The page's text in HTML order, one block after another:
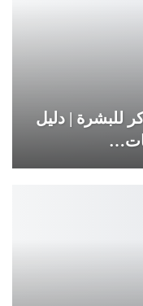
للبشرة | دليل